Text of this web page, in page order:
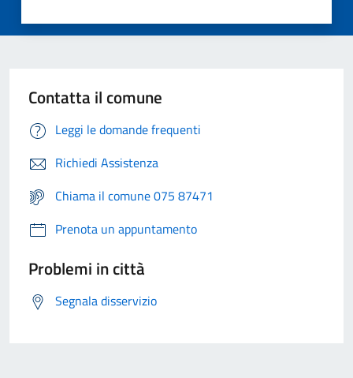
Contatta il comune
Leggi le domande frequenti
Richiedi Assistenza
Chiama il comune 075 87471
Prenota un appuntamento
Problemi in città
Segnala disservizio